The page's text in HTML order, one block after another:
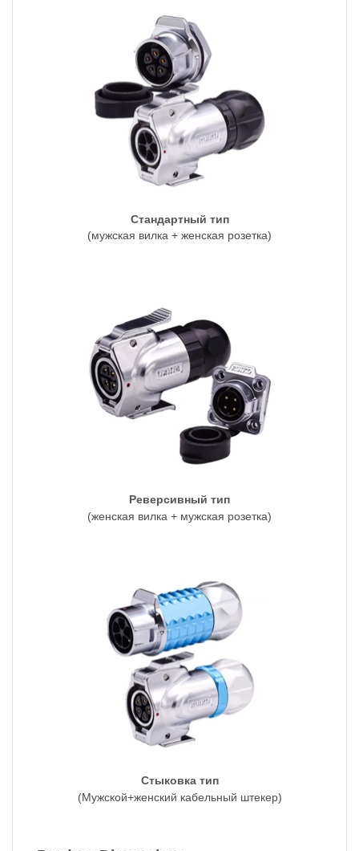
Стандартный тип
(мужская вилка + женская розетка)
Реверсивный тип
(женская вилка + мужская розетка)
Стыковка тип
(Мужской+женский кабельный штекер)